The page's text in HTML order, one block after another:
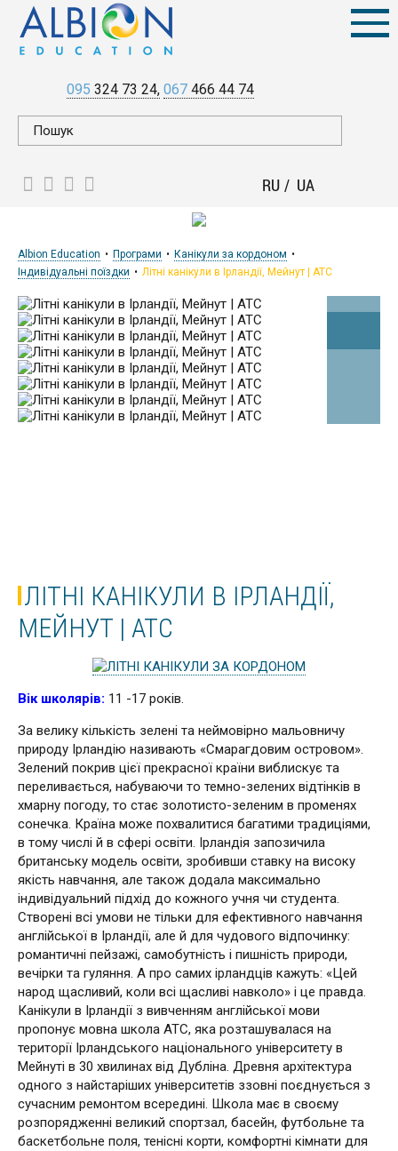
095 324 73 24 067 466 44 74
RU UA
Albion Education Програми
Канікули за кордоном
Індивідуальні поїздки
Літні канікули в Ірландії, Мейнут | ATC
ЛІТНІ КАНІКУЛИ В ІРЛАНДІЇ,
МЕЙНУТ | ATC
Вік школярів: 11 -17 років.
За велику кількість зелені та неймовірно мальовничу
природу Ірландію називають «Смарагдовим островом».
Зелений покрив цієї прекрасної країни виблискує та
переливається, набуваючи то темно-зелених відтінків в
хмарну погоду, то стає золотисто-зеленим в променях
сонечка. Країна може похвалитися багатими традиціями,
в тому числі й в сфері освіти. Ірландія запозичила
британську модель освіти, зробивши ставку на високу
якість навчання, але також додала максимально
індивідуальний підхід до кожного учня чи студента.
Створені всі умови не тільки для ефективного навчання
англійської в Ірландії, але й для чудового відпочинку:
романтичні пейзажі, самобутність і пишність природи,
вечірки та гуляння. А про самих ірландців кажуть: «Цей
народ щасливий, коли всі щасливі навколо» і це правда.
Канікули в Ірландії з вивченням англійської мови
пропонує мовна школа ATC, яка розташувалася на
території Ірландського національного університету в
Мейнуті в 30 хвилинах від Дубліна. Древня архітектура
одного з найстаріших університетів ззовні поєднується з
сучасним ремонтом всередині. Школа має в своєму
розпорядженні великий спортзал, басейн, футбольне та
баскетбольне поля, тенісні корти, комфортні кімнати для